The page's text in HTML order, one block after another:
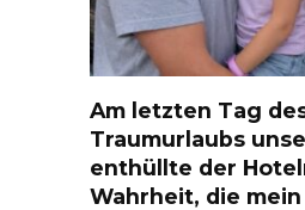
Am letzten Tag
Traumurlaubs
enthüllte der
Wahrheit, die mein